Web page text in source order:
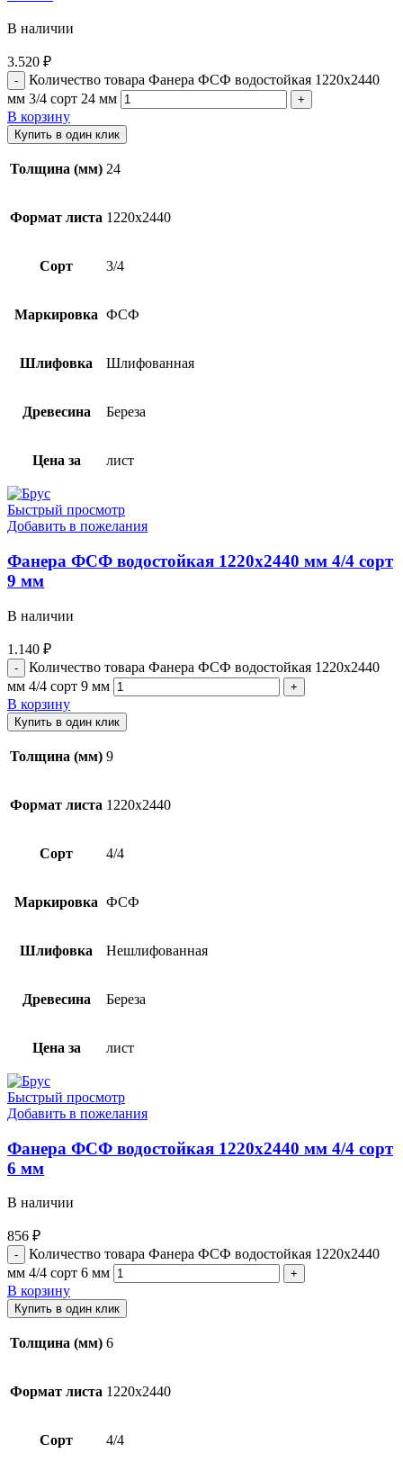
В наличии
3.520 ₽
Количество товара Фанера ФСФ водостойкая 1220х2440
мм 3/4 сорт 24 мм
В корзину
Купить в один клик
Толщина (мм) 24
Формат листа 1220х2440
Сорт 3/4
Маркировка ФСФ
Шлифовка Шлифованная
Древесина Береза
Цена за лист
Быстрый просмотр
Добавить в пожелания
Фанера ФСФ водостойкая 1220х2440 мм 4/4 сорт
9 мм
В наличии
1.140 ₽
Количество товара Фанера ФСФ водостойкая 1220х2440
мм 4/4 сорт 9 мм
В корзину
Купить в один клик
Толщина (мм) 9
Формат листа 1220х2440
Сорт 4/4
Маркировка ФСФ
Шлифовка Нешлифованная
Древесина Береза
Цена за лист
Быстрый просмотр
Добавить в пожелания
Фанера ФСФ водостойкая 1220х2440 мм 4/4 сорт
6 мм
В наличии
856 ₽
Количество товара Фанера ФСФ водостойкая 1220х2440
мм 4/4 сорт 6 мм
В корзину
Купить в один клик
Толщина (мм) 6
Формат листа 1220х2440
Сорт 4/4